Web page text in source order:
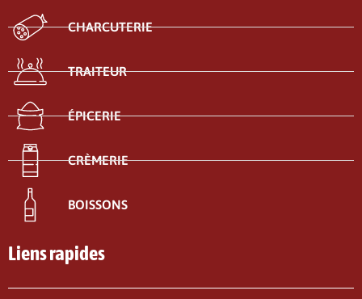
CHARCUTERIE
TRAITEUR
ÉPICERIE
CRÈMERIE
BOISSONS
Liens rapides